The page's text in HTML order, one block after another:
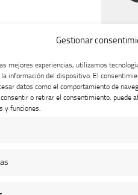
Gestionar
mejores experiencias, utilizamos
información del dispositivo. El
datos como el comportamiento de
o retirar el consentimiento, puede
y funciones.